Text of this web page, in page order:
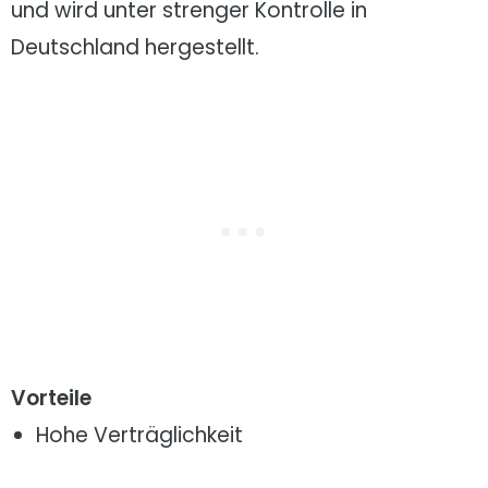
und wird unter strenger Kontrolle in
Deutschland hergestellt.
Vorteile
Hohe Verträglichkeit